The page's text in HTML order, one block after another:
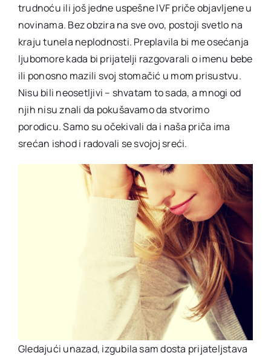
trudnoću ili još jedne uspešne IVF priče objavljene u
novinama. Bez obzira na sve ovo, postoji svetlo na
kraju tunela neplodnosti. Preplavila bi me osećanja
ljubomore kada bi prijatelji razgovarali o imenu bebe
ili ponosno mazili svoj stomačić u mom prisustvu.
Nisu bili neosetljivi – shvatam to sada, a mnogi od
njih nisu znali da pokušavamo da stvorimo
porodicu. Samo su očekivali da i naša priča ima
srećan ishod i radovali se svojoj sreći.
Gledajući unazad, izgubila sam dosta prijateljstava